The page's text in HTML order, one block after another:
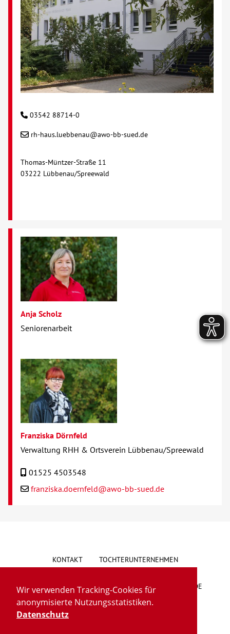
Wir verwenden Tracking-Cookies für
anonymisierte Nutzungsstatistiken.
Datenschutz
03542 88714-0
rh-haus.luebbenau@awo-bb-sued.de
Thomas-Müntzer-Straße 11
03222 Lübbenau/Spreewald
Anja Scholz
Seniorenarbeit
Franziska Dörnfeld
Verwaltung RHH & Ortsverein Lübbenau/Spreewald
01525 4503548
franziska.doernfeld@awo-bb-sued.de
KONTAKT TOCHTERUNTERNEHMEN
HINWEISGEBERSYSTEM VORSCHLAG/BESCHWERDE
LIEFERKETTENGESETZ